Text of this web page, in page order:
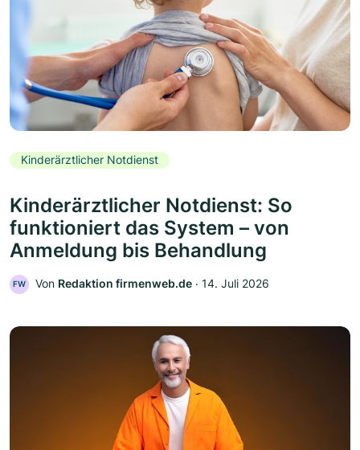
Kinderärztlicher Notdienst
Kinderärztlicher Notdienst: So
funktioniert das System – von
Anmeldung bis Behandlung
FW Von Redaktion firmenweb.de ‧ 14. Juli 2026